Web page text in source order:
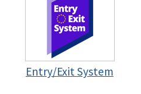
Entry/Exit System